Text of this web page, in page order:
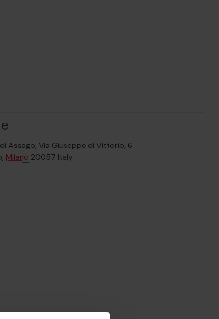
Assago, Via Giuseppe di Vittorio, 6
, Milano 20057 Italy